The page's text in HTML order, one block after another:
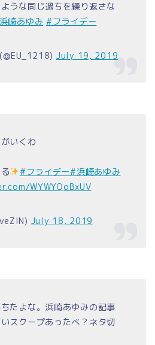
うな同じ過ちを繰り返さな
崎あゆみ #フライデー
July 19, 2019
いくわ
#フライデー#浜崎あゆみ
WYWYQoBxUV
July 18, 2019
たよな。浜崎あゆみの記事
スクープあったべ？ネタ切